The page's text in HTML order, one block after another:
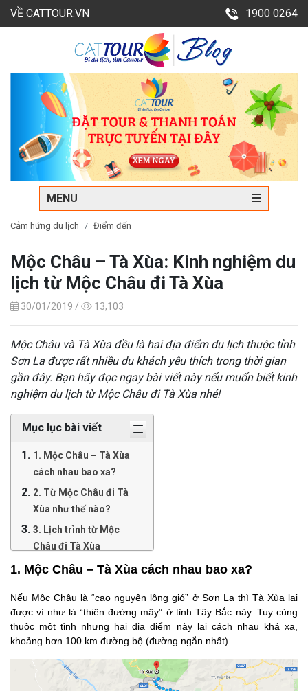
VỀ CATTOUR.VN 1900 0264
MENU
Cảm hứng du lịch Điểm đến
Mộc Châu – Tà Xùa: Kinh nghiệm du
lịch từ Mộc Châu đi Tà Xùa
30/01/2019 / 13,103
Mộc Châu và Tà Xùa đều là hai địa điểm du lịch thuộc tỉnh
Sơn La được rất nhiều du khách yêu thích trong thời gian
gần đây. Bạn hãy đọc ngay bài viết này nếu muốn biết kinh
nghiệm du lịch từ Mộc Châu đi Tà Xùa nhé!
Mục lục bài viết
1. Mộc Châu – Tà Xùa
cách nhau bao xa?
2. Từ Mộc Châu đi Tà
Xùa như thế nào?
3. Lịch trình từ Mộc
Châu đi Tà Xùa
1. Mộc Châu – Tà Xùa cách nhau bao xa?
Nếu Mộc Châu là “cao nguyên lộng gió” ở Sơn La thì Tà Xùa lại
được ví như là “thiên đường mây” ở tỉnh Tây Bắc này. Tuy cùng
thuộc một tỉnh nhưng hai địa điểm này lại cách nhau khá xa,
khoảng hơn 100 km đường bộ (đường ngắn nhất).